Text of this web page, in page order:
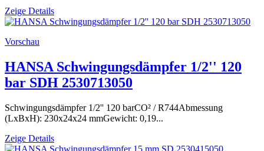
Zeige Details
Vorschau
HANSA Schwingungsdämpfer 1/2'' 120
bar SDH 2530713050
Schwingungsdämpfer 1/2'' 120 barCO² / R744Abmessung
(LxBxH): 230x24x24 mmGewicht: 0,19...
Zeige Details